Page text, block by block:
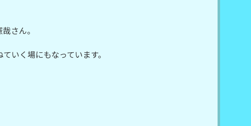
さん。
いく場にもなっています。